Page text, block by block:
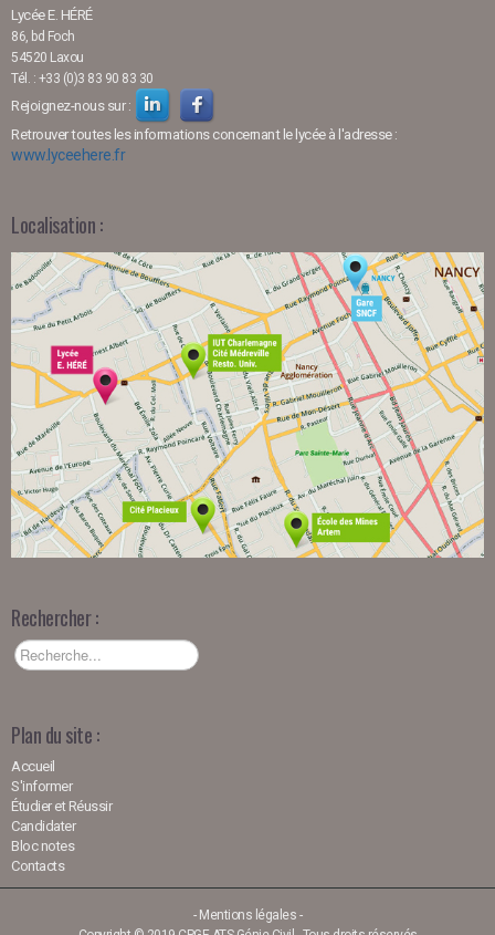
Lycée E. HÉRÉ
86, bd Foch
54520 Laxou
Tél. : +33 (0)3 83 90 83 30
Rejoignez-nous sur :
Retrouver toutes les informations concernant le lycée à l'adresse :
www.lyceehere.fr
Localisation :
Rechercher :
Plan du site :
Accueil
S'informer
Étudier et Réussir
Candidater
Bloc notes
Contacts
- Mentions légales -